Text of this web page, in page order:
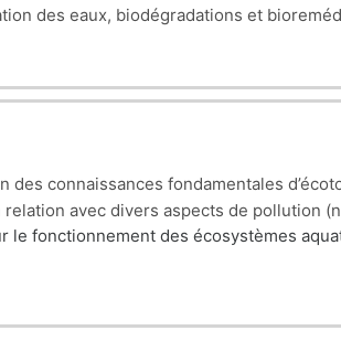
des eaux, biodégradations et
environnementale..), d'étudier l
culture et non culture-dépendante…)
des connaissances fondamentales
avec divers aspects de pollution
le fonctionnement des écosystèmes